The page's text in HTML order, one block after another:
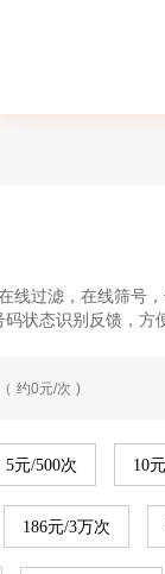
线过滤，在线筛号
状态识别反馈，方
约0元/次 )
5元/500次 10
186元/3万次